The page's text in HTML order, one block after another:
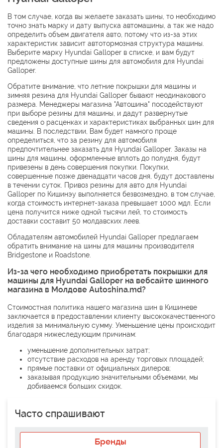
В том случае, когда вы желаете заказать шины, то необходимо
точно знать марку и дату выпуска автомашины, а так же надо
определить объем двигателя авто, потому что из-за этих
характеристик зависит автотормозная структура машины.
Выберите марку Hyundai Galloper в списке, и вам будут
предложены доступные шины для автомобиля для Hyundai
Galloper.
Обратите внимание, что летние покрышки для машины и
зимняя резина для Hyundai Galloper бывают неодинакового
размера. Менеджеры магазина "Автошина" посодействуют
при выборе резины для машины, и дадут развернутые
сведения о расценках и характеристиках выбранных шин для
машины. В последствии, Вам будет намного проще
определиться, что за резину для автомобиля
предпочтительнее заказать для Hyundai Galloper. Заказы на
шины для машины, оформленные вплоть до полудня, будут
привезены в день совершения покупки. Покупки,
совершенные позже двенадцати часов дня, будут доставлены
в течении суток. Привоз резины для авто для Hyundai
Galloper по Кишинэу выполняется безвозмездно, в том случае,
когда стоимость интернет-заказа превышает 1000 мдл. Если
цена получится ниже одной тысячи лей, то стоимость
доставки составит 50 молдавских леев.
Обладателям автомобилей Hyundai Galloper предлагаем
обратить внимание на шины для машины производителя
Bridgestone и Roadstone
Из-за чего необходимо приобретать покрышки для
машины для Hyundai Galloper на вебсайте шинного
магазина в Молдове Autoshina.md?
Стоимостная политика нашего магазина шин в Кишиневе
заключается в предоставлении клиенту высококачественного
изделия за минимальную сумму. Уменьшение цены происходит
благодаря нижеследующим причинам:
уменьшение дополнительных затрат;
отсутствие расходов на аренду торговых площадей;
прямые поставки от официальных дилеров;
заказывая продукцию значительными объемами, мы
добиваемся больших скидок.
Часто спрашивают
Бренды